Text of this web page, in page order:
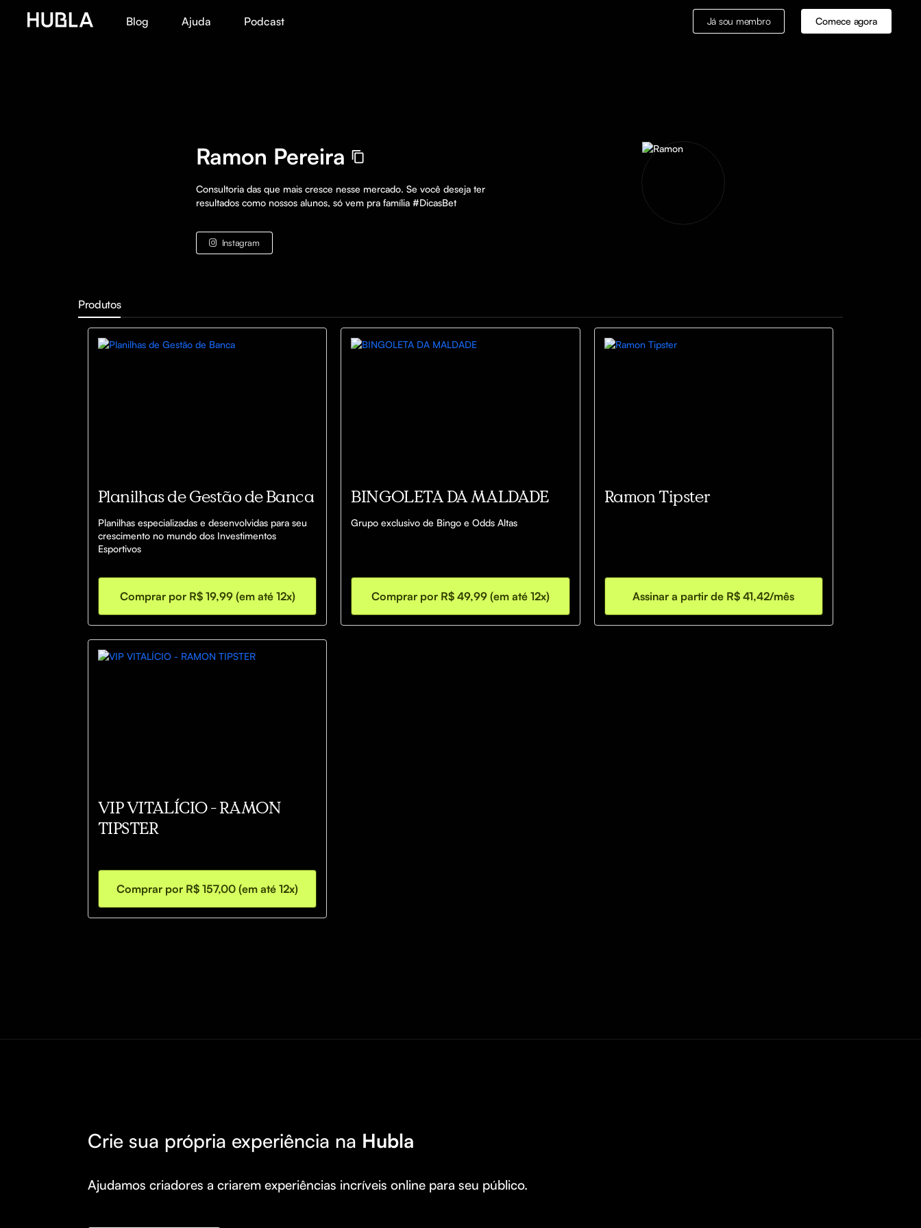
Blog Ajuda Podcast Já sou membro Comece agora
Ramon Pereira
Consultoria das que mais cresce nesse mercado. Se você deseja ter
resultados como nossos alunos, só vem pra família #DicasBet
Instagram
Produtos
Planilhas de Gestão de Banca
Planilhas especializadas e desenvolvidas para seu
crescimento no mundo dos Investimentos
Esportivos
Comprar por R$ 19,99 (em até 12x)
BINGOLETA DA MALDADE
Grupo exclusivo de Bingo e Odds Altas
Comprar por R$ 49,99 (em até 12x)
Ramon Tipster
Assinar a partir de R$ 41,42/mês
VIP VITALÍCIO - RAMON
TIPSTER
Comprar por R$ 157,00 (em até 12x)
Crie sua própria experiência na Hubla
Ajudamos criadores a criarem experiências incríveis online para seu público.